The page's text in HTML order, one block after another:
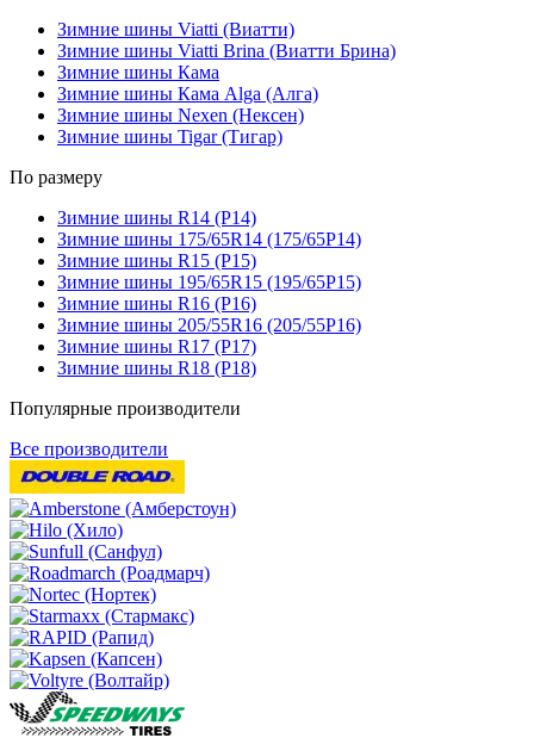
Зимние шины Viatti (Виатти)
Зимние шины Viatti Brina (Виатти Брина)
Зимние шины Кама
Зимние шины Кама Alga (Алга)
Зимние шины Nexen (Нексен)
Зимние шины Tigar (Тигар)
По размеру
Зимние шины R14 (Р14)
Зимние шины 175/65R14 (175/65Р14)
Зимние шины R15 (Р15)
Зимние шины 195/65R15 (195/65Р15)
Зимние шины R16 (Р16)
Зимние шины 205/55R16 (205/55Р16)
Зимние шины R17 (Р17)
Зимние шины R18 (Р18)
Популярные производители
Все производители